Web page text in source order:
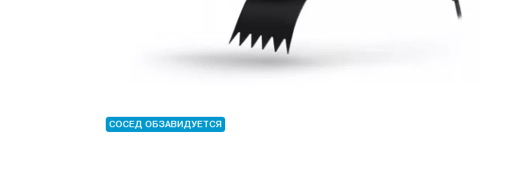
СОСЕД ОБЗАВИДУЕТСЯ